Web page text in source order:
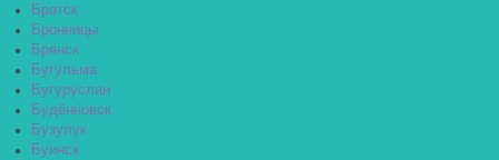
Братск
Бронницы
Брянск
Бугульма
Бугуруслан
Будённовск
Бузулук
Буинск